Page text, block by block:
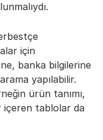
için
banka bilgilerine
yapılabilir.
ürün tanımı,
içeren tablolar da